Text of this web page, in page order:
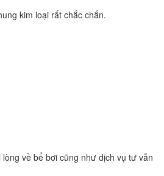
kim loại rất chắc chắn.
về bể bơi cũng như dịch vụ tư vẫn